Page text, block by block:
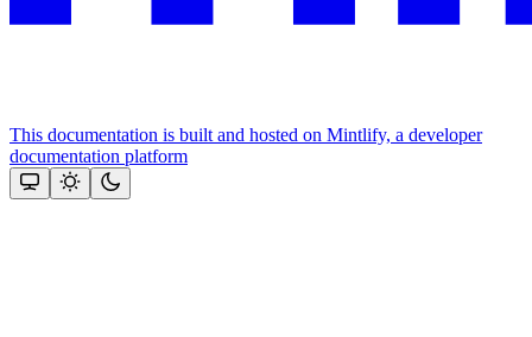
This documentation is built and hosted on Mintlify, a developer
documentation platform